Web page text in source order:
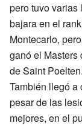
pero tuvo
bajara en el
Montecarlo,
ganó el Masters
de Saint
También llegó a
pesar de las
mejores, en el